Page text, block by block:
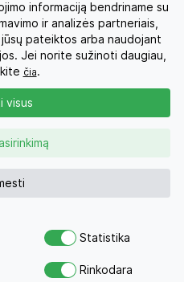
Užklausa
atostogoms
informaciją bendriname su
ir analizės partneriais,
pateiktos arba naudojant
Jei norite sužinoti daugiau,
čia.
visus
Statistika
Rinkodara